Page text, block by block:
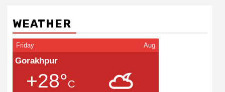
WEATHER
Friday Aug
Gorakhpur
+28°C